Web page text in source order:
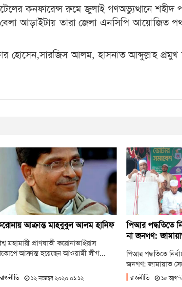
কনফারেন্স রুমে জুলাই গণঅভ্যুত্থানে শহীদ
আড়াইটায় তারা জেলা এনসিপি আয়োজিত
হোসেন,সারজিস আলম, হাসনাত আব্দুল্লাহ প্রমুখ
আক্রান্ত মাহবুবুল আলম হানিফ
মহামারী প্রাণঘাতী করোনাভাইরাস
আক্রান্ত হয়েছেন আওয়ামী লীগ...
রাজনীতি ১২ নভেম্বর ২০২০ ০১:১২
পিআর পদ্ধতিতে
না জনগণ:
পিআর পদ্ধতিতে
জনগণ: জামায়াত
রাজনীতি ১৫